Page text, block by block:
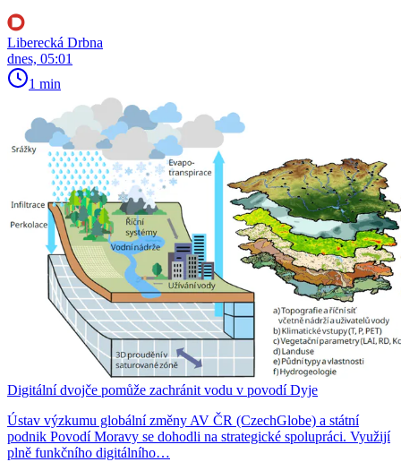
Liberecká Drbna
dnes, 05:01
1 min
Digitální dvojče pomůže zachránit vodu v povodí Dyje
Ústav výzkumu globální změny AV ČR (CzechGlobe) a státní
podnik Povodí Moravy se dohodli na strategické spolupráci. Využijí
plně funkčního digitálního…